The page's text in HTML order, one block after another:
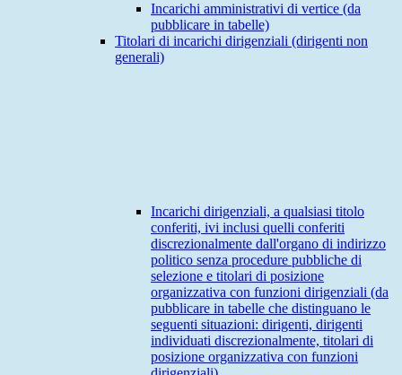
Incarichi amministrativi di vertice (da
pubblicare in tabelle)
Titolari di incarichi dirigenziali (dirigenti non
generali)
Incarichi dirigenziali, a qualsiasi titolo
conferiti, ivi inclusi quelli conferiti
discrezionalmente dall'organo di indirizzo
politico senza procedure pubbliche di
selezione e titolari di posizione
organizzativa con funzioni dirigenziali (da
pubblicare in tabelle che distinguano le
seguenti situazioni: dirigenti, dirigenti
individuati discrezionalmente, titolari di
posizione organizzativa con funzioni